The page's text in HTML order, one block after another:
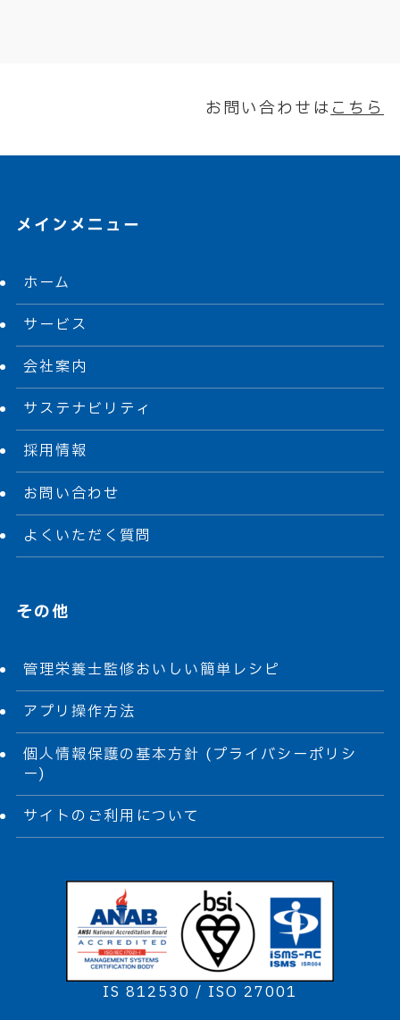
お問い合わせはこちら
メインメニュー
ホーム
サービス
会社案内
サステナビリティ
採用情報
お問い合わせ
よくいただく質問
その他
管理栄養士監修おいしい簡単レシピ
アプリ操作方法
個人情報保護の基本方針 (プライバシーポリシ
ー)
サイトのご利用について
IS 812530 / ISO 27001